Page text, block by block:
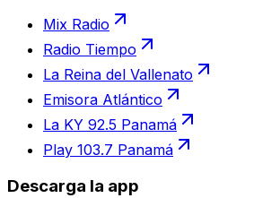
Mix Radio
Radio Tiempo
La Reina del Vallenato
Emisora Atlántico
La KY 92.5 Panamá
Play 103.7 Panamá
Descarga la app